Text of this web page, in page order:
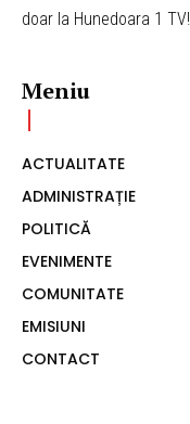
doar la Hunedoara 1 TV!
Meniu
ACTUALITATE
ADMINISTRAȚIE
POLITICĂ
EVENIMENTE
COMUNITATE
EMISIUNI
CONTACT